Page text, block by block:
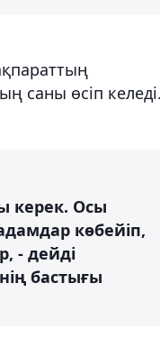
саны өсіп
керек. Осы
көбейіп,
- дейді
бастығы